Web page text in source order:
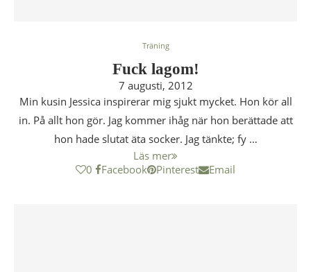
Träning
Fuck lagom!
7 augusti, 2012
Min kusin Jessica inspirerar mig sjukt mycket. Hon kör all
in. På allt hon gör. Jag kommer ihåg när hon berättade att
hon hade slutat äta socker. Jag tänkte; fy …
Läs mer
0
Facebook Pinterest Email